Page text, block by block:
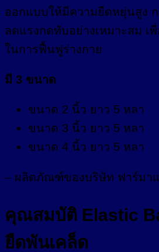
ออกแบบให้มีความยืดหยุ่นสูง
ลดแรงกดทับอย่างเหมาะสม เ
ในการฟื้นฟูร่างกาย
มี 3 ขนาด
ขนาด 2 นิ้ว ยาว 5 หลา
ขนาด 3 นิ้ว ยาว 5 หลา
ขนาด 4 นิ้ว ยาว 5 หลา
– ผลิตภัณฑ์ของบริษัท ฟาร์มา
คุณสมบัติ Elastic
ยืดพันเคล็ด